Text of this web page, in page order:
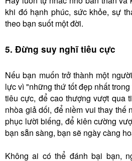
khi đó hạnh phúc, sức khỏe, sự
theo bạn suốt một đời.
5. Đừng suy nghĩ tiêu cực
Nếu bạn muốn trở thành một người
lực vì "những thứ tốt đẹp nhất
tiêu cực, để cao thượng vượt qua
nhòa giả dối, để niềm vui thay thế
phục lười biếng, để kiên cường
bạn sẵn sàng, bạn sẽ ngày càng
Không ai có thể đánh bại bạn,